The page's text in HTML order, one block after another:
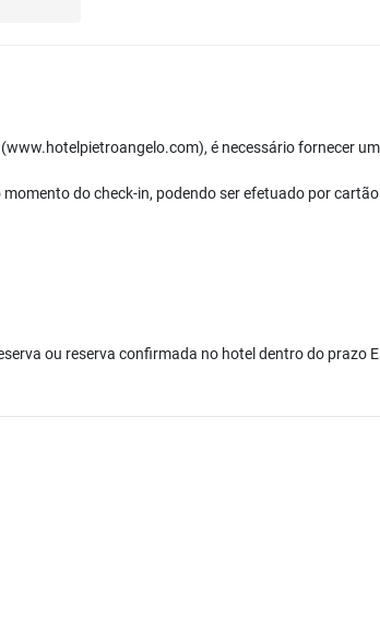
é necessário fornecer
do check-in, podendo ser efetuado por
ou reserva confirmada no hotel dentro do prazo